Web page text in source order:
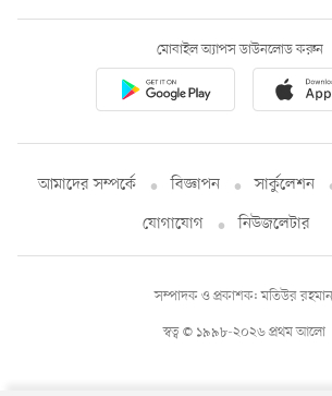
মোবাইল অ্যাপস ডাউনলোড করুন
আমাদের সম্পর্কে বিজ্ঞাপন সার্কুলেশন
যোগাযোগ
নিউজলেটার
স্বত্ব © ১৯৯৮-২০২৬ প্রথম আলো
সম্পাদক ও প্রকাশক: মতিউর রহমান